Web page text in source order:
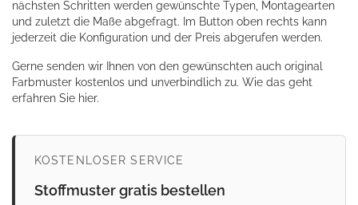
nächsten Schritten werden gewünschte Typen, Montagearten
und zuletzt die Maße abgefragt. Im Button oben rechts kann
jederzeit die Konfiguration und der Preis abgerufen werden.
Gerne senden wir Ihnen von den gewünschten auch original
Farbmuster kostenlos und unverbindlich zu. Wie das geht
erfahren Sie hier.
KOSTENLOSER SERVICE
Stoffmuster gratis bestellen